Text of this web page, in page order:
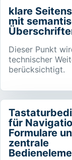
klare
mit
Dieser Punkt
technischer
berücksichtigt.
für
Formulare
zentrale